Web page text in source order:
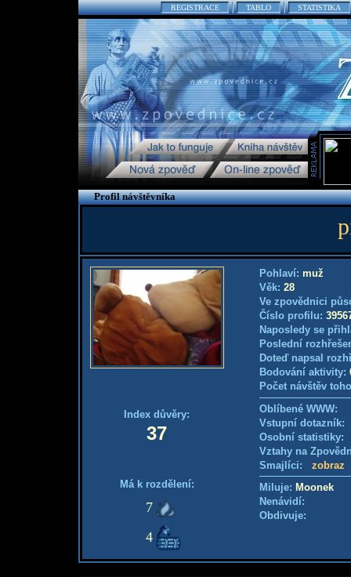
REGISTRACE TABLO STATISTIKA
Profil návštěvníka
Index důvěry:
37
Má k rozdělení:
7
4
Pohlaví: muž
Věk: 28
Ve zpovědnici
Číslo profilu:
Naposledy se
Poslední
Doteď napsal
Bodování aktivity:
Počet návštěv
Oblíbené WWW:
Vstupní
Osobní
Vztahy na
Smajlíci: zobraz
Miluje: Moonek
Nenávidí:
Obdivuje: